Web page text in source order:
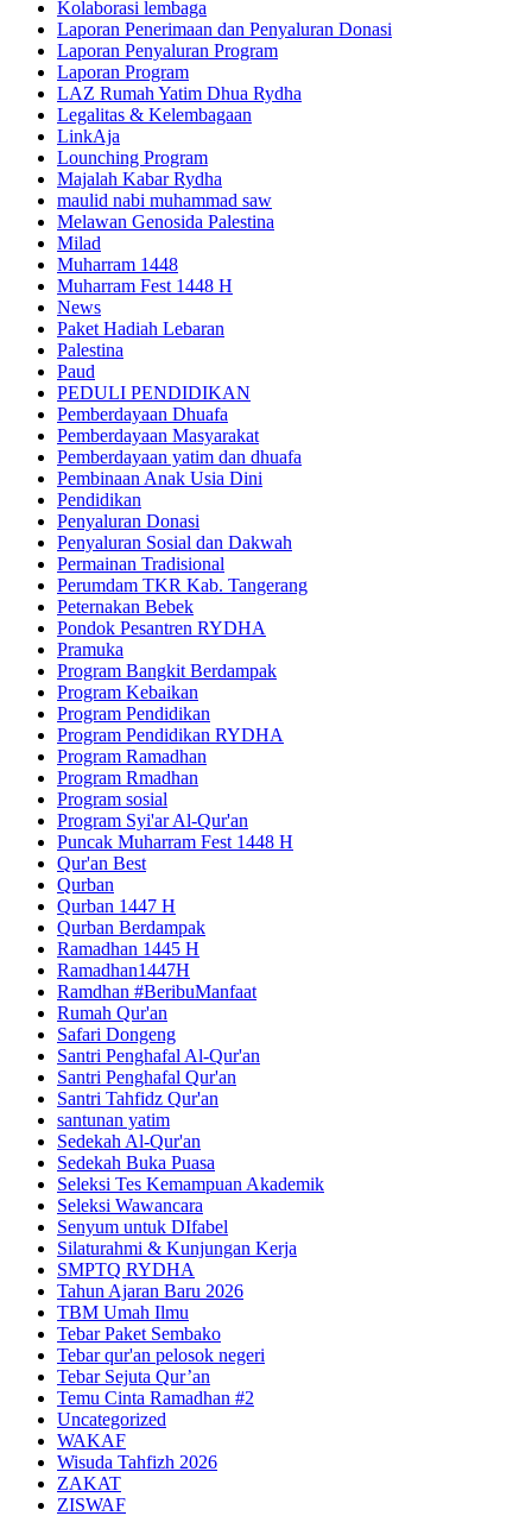
Kolaborasi lembaga
Laporan Penerimaan dan Penyaluran Donasi
Laporan Penyaluran Program
Laporan Program
LAZ Rumah Yatim Dhua Rydha
Legalitas & Kelembagaan
LinkAja
Lounching Program
Majalah Kabar Rydha
maulid nabi muhammad saw
Melawan Genosida Palestina
Milad
Muharram 1448
Muharram Fest 1448 H
News
Paket Hadiah Lebaran
Palestina
Paud
PEDULI PENDIDIKAN
Pemberdayaan Dhuafa
Pemberdayaan Masyarakat
Pemberdayaan yatim dan dhuafa
Pembinaan Anak Usia Dini
Pendidikan
Penyaluran Donasi
Penyaluran Sosial dan Dakwah
Permainan Tradisional
Perumdam TKR Kab. Tangerang
Peternakan Bebek
Pondok Pesantren RYDHA
Pramuka
Program Bangkit Berdampak
Program Kebaikan
Program Pendidikan
Program Pendidikan RYDHA
Program Ramadhan
Program Rmadhan
Program sosial
Program Syi'ar Al-Qur'an
Puncak Muharram Fest 1448 H
Qur'an Best
Qurban
Qurban 1447 H
Qurban Berdampak
Ramadhan 1445 H
Ramadhan1447H
Ramdhan #BeribuManfaat
Rumah Qur'an
Safari Dongeng
Santri Penghafal Al-Qur'an
Santri Penghafal Qur'an
Santri Tahfidz Qur'an
santunan yatim
Sedekah Al-Qur'an
Sedekah Buka Puasa
Seleksi Tes Kemampuan Akademik
Seleksi Wawancara
Senyum untuk DIfabel
Silaturahmi & Kunjungan Kerja
SMPTQ RYDHA
Tahun Ajaran Baru 2026
TBM Umah Ilmu
Tebar Paket Sembako
Tebar qur'an pelosok negeri
Tebar Sejuta Qur’an
Temu Cinta Ramadhan #2
Uncategorized
WAKAF
Wisuda Tahfizh 2026
ZAKAT
ZISWAF